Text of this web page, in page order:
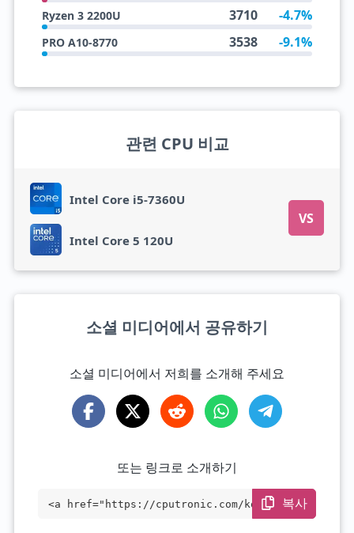
Ryzen 3 2200U 3710 -4.7%
PRO A10-8770 3538 -9.1%
관련 CPU 비교
Intel Core i5-7360U
VS
Intel Core 5 120U
소셜 미디어에서 공유하기
소셜 미디어에서 저희를 소개해 주세요
또는 링크로 소개하기
<a href="https://cputronic.com/ko/cpu/in
복사